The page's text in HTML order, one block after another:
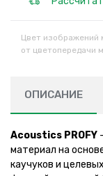
Цвет изображений
от цветопередачи
ОПИСАНИЕ
Acoustics PROFY
материал на
каучуков и